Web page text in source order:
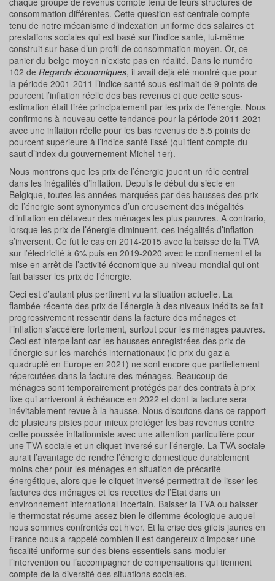
consommation différentes. Cette question est centrale compte
tenu de notre mécanisme d’indexation uniforme des salaires et
prestations sociales qui est basé sur l’indice santé, lui-même
construit sur base d’un profil de consommation moyen. Or, ce
panier du belge moyen n’existe pas en réalité. Dans le numéro
102 de Regards économiques, il avait déjà été montré que pour
la période 2001-2011 l’indice santé sous-estimait de 9 points de
pourcent l’inflation réelle des bas revenus et que cette sous-
estimation était tirée principalement par les prix de l’énergie. Nous
confirmons à nouveau cette tendance pour la période 2011-2021
avec une inflation réelle pour les bas revenus de 5.5 points de
pourcent supérieure à l’indice santé lissé (qui tient compte du
saut d’index du gouvernement Michel 1er).
Nous montrons que les prix de l’énergie jouent un rôle central
dans les inégalités d’inflation. Depuis le début du siècle en
Belgique, toutes les années marquées par des hausses des prix
de l’énergie sont synonymes d’un creusement des inégalités
d’inflation en défaveur des ménages les plus pauvres. A contrario,
lorsque les prix de l’énergie diminuent, ces inégalités d’inflation
s’inversent. Ce fut le cas en 2014-2015 avec la baisse de la TVA
sur l’électricité à 6% puis en 2019-2020 avec le confinement et la
mise en arrêt de l’activité économique au niveau mondial qui ont
fait baisser les prix de l’énergie.
Ceci est d’autant plus pertinent vu la situation actuelle. La
flambée récente des prix de l’énergie à des niveaux inédits se fait
progressivement ressentir dans la facture des ménages et
l’inflation s’accélère fortement, surtout pour les ménages pauvres.
Ceci est interpellant car les hausses enregistrées des prix de
l’énergie sur les marchés internationaux (le prix du gaz a
quadruplé en Europe en 2021) ne sont encore que partiellement
répercutées dans la facture des ménages. Beaucoup de
ménages sont temporairement protégés par des contrats à prix
fixe qui arriveront à échéance en 2022 et dont la facture sera
inévitablement revue à la hausse. Nous discutons dans ce rapport
de plusieurs pistes pour mieux protéger les bas revenus contre
cette poussée inflationniste avec une attention particulière pour
une TVA sociale et un cliquet inversé sur l’énergie. La TVA sociale
aurait l’avantage de rendre l’énergie domestique durablement
moins cher pour les ménages en situation de précarité
énergétique, alors que le cliquet inversé permettrait de lisser les
factures des ménages et les recettes de l’Etat dans un
environnement international incertain. Baisser la TVA ou baisser
le thermostat résume assez bien le dilemme écologique auquel
nous sommes confrontés cet hiver. Et la crise des gilets jaunes en
France nous a rappelé combien il est dangereux d’imposer une
fiscalité uniforme sur des biens essentiels sans moduler
l’intervention ou l’accompagner de compensations qui tiennent
compte de la diversité des situations sociales.